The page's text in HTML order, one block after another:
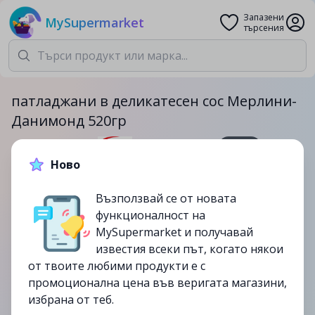
MySupermarket
Запазени
търсения
патладжани в деликатесен сос Мерлини-
Данимонд 520гр
4.69лв.5.39лв.
-13%
изтекла
Ново
Възползвай се от новата
функционалност на
MySupermarket и получавай
известия всеки път, когато някои
от твоите любими продукти е с
промоционална цена във веригата магазини,
избрана от теб.